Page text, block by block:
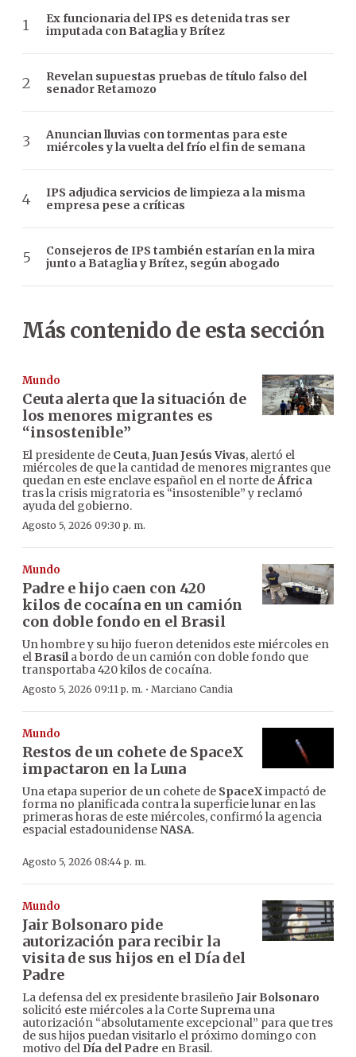
Ex funcionaria del IPS es detenida tras ser
imputada con Bataglia y Brítez
Revelan supuestas pruebas de título falso del
senador Retamozo
Anuncian lluvias con tormentas para este
miércoles y la vuelta del frío el fin de semana
IPS adjudica servicios de limpieza a la misma
empresa pese a críticas
Consejeros de IPS también estarían en la mira
junto a Bataglia y Brítez, según abogado
Más contenido de esta sección
Mundo
Ceuta alerta que la situación de
los menores migrantes es
“insostenible”
El presidente de Ceuta,Juan Jesús Vivas, alertó el
miércoles de que la cantidad de menores migrantes que
quedan en este enclave español en el norte deÁfrica
tras la crisis migratoria es “insostenible” y reclamó
ayuda del gobierno.
Agosto 5, 2026 09:30 p. m.
Mundo
Padre e hijo caen con 420
kilos de cocaína en un camión
con doble fondo en el Brasil
Un hombre y su hijo fueron detenidos este miércoles en
el Brasila bordo de un camión con doble fondo que
transportaba 420 kilos de cocaína.
Agosto 5, 2026 09:11 p. m. · Marciano Candia
Mundo
Restos de un cohete de SpaceX
impactaron en la Luna
Una etapa superior de un cohete de SpaceXimpactó de
forma no planificada contra la superficie lunar en las
primeras horas de este miércoles, confirmó la agencia
espacial estadounidenseNASA.
Agosto 5, 2026 08:44 p. m.
Mundo
Jair Bolsonaro pide
autorización para recibir la
visita de sus hijos en el Día del
Padre
La defensa del ex presidente brasileño Jair Bolsonaro
solicitó este miércoles a la Corte Suprema una
autorización “absolutamente excepcional” para que tres
de sus hijos puedan visitarlo el próximo domingo con
motivo del Día del Padre en Brasil.